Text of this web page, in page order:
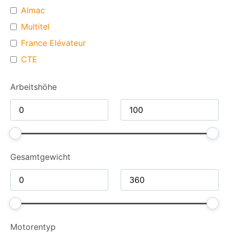
Almac
Multitel
France Elévateur
CTE
Arbeitshöhe
Gesamt­gewicht
Motorentyp